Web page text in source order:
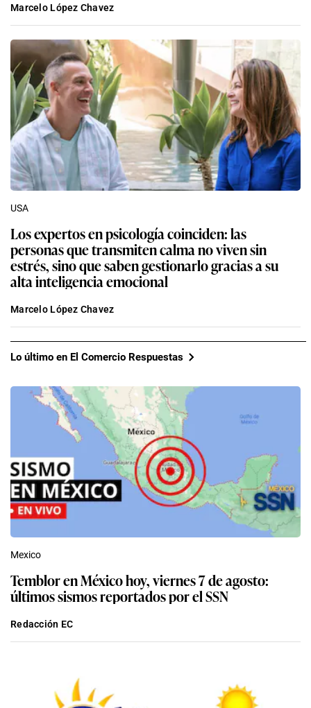
Marcelo López Chavez
USA
Los expertos en psicología coinciden: las
personas que transmiten calma no viven sin
estrés, sino que saben gestionarlo gracias a su
alta inteligencia emocional
Marcelo López Chavez
Lo último en El Comercio Respuestas
Mexico
Temblor en México hoy, viernes 7 de agosto:
últimos sismos reportados por el SSN
Redacción EC